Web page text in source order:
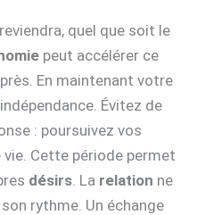
quel que soit le
peut accélérer ce
En maintenant votre
Évitez de
: poursuivez vos
Cette période permet
désirs . La relation ne
rythme. Un échange